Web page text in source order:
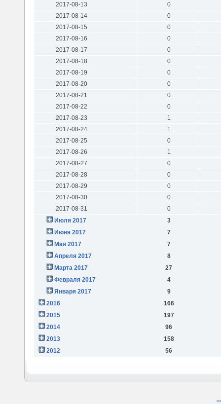
2017-08-13
0
2017-08-14
0
2017-08-15
0
2017-08-16
0
2017-08-17
0
2017-08-18
0
2017-08-19
0
2017-08-20
0
2017-08-21
0
2017-08-22
0
2017-08-23
1
2017-08-24
1
2017-08-25
0
2017-08-26
1
2017-08-27
0
2017-08-28
0
2017-08-29
0
2017-08-30
0
2017-08-31
0
Июля 2017
3
Июня 2017
7
Мая 2017
7
Апреля 2017
8
Марта 2017
27
Февраля 2017
4
Января 2017
9
2016
166
2015
197
2014
96
2013
158
2012
56